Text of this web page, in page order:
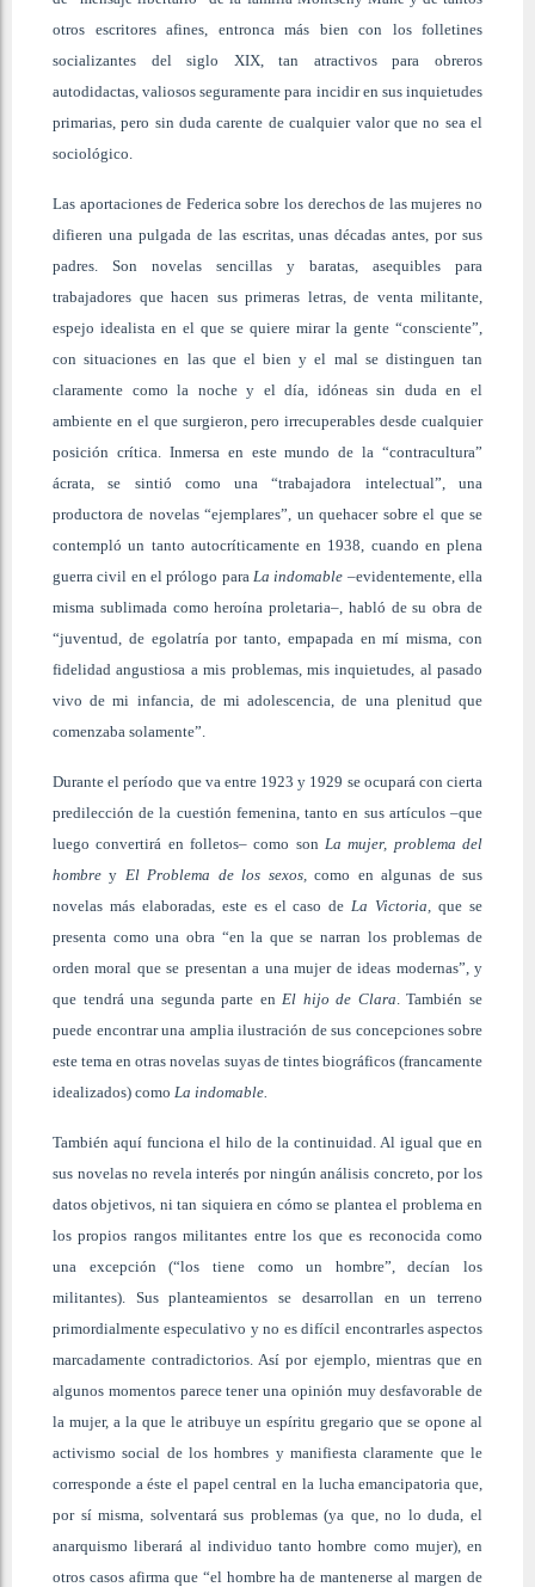
otros escritores afines, entronca más bien con los folletines
socializantes del siglo XIX, tan atractivos para obreros
autodidactas, valiosos seguramente para incidir en sus inquietudes
primarias, pero sin duda carente de cualquier valor que no sea el
sociológico.
Las aportaciones de Federica sobre los derechos de las mujeres no
difieren una pulgada de las escritas, unas décadas antes, por sus
padres. Son novelas sencillas y baratas, asequibles para
trabajadores que hacen sus primeras letras, de venta militante,
espejo idealista en el que se quiere mirar la gente “consciente”,
con situaciones en las que el bien y el mal se distinguen tan
claramente como la noche y el día, idóneas sin duda en el
ambiente en el que surgieron, pero irrecuperables desde cualquier
posición crítica. Inmersa en este mundo de la “contracultura”
ácrata, se sintió como una “trabajadora intelectual”, una
productora de novelas “ejemplares”, un quehacer sobre el que se
contempló un tanto autocríticamente en 1938, cuando en plena
guerra civil en el prólogo para La indomable –evidentemente, ella
misma sublimada como heroína proletaria–, habló de su obra de
“juventud, de egolatría por tanto, empapada en mí misma, con
fidelidad angustiosa a mis problemas, mis inquietudes, al pasado
vivo de mi infancia, de mi adolescencia, de una plenitud que
comenzaba solamente”.
Durante el período que va entre 1923 y 1929 se ocupará con cierta
predilección de la cuestión femenina, tanto en sus artículos –que
luego convertirá en folletos– como son La mujer, problema del
hombre y El Problema de los sexos,como en algunas de sus
novelas más elaboradas, este es el caso deLa Victoria, que se
presenta como una obra “en la que se narran los problemas de
orden moral que se presentan a una mujer de ideas modernas”, y
que tendrá una segunda parte enEl hijo de Clara. También se
puede encontrar una amplia ilustración de sus concepciones sobre
este tema en otras novelas suyas de tintes biográficos (francamente
idealizados) como La indomable.
También aquí funciona el hilo de la continuidad. Al igual que en
sus novelas no revela interés por ningún análisis concreto, por los
datos objetivos, ni tan siquiera en cómo se plantea el problema en
los propios rangos militantes entre los que es reconocida como
una excepción (“los tiene como un hombre”, decían los
militantes). Sus planteamientos se desarrollan en un terreno
primordialmente especulativo y no es difícil encontrarles aspectos
marcadamente contradictorios. Así por ejemplo, mientras que en
algunos momentos parece tener una opinión muy desfavorable de
la mujer, a la que le atribuye un espíritu gregario que se opone al
activismo social de los hombres y manifiesta claramente que le
corresponde a éste el papel central en la lucha emancipatoria que,
por sí misma, solventará sus problemas (ya que, no lo duda, el
anarquismo liberará al individuo tanto hombre como mujer), en
otros casos afirma que “el hombre ha de mantenerse al margen de